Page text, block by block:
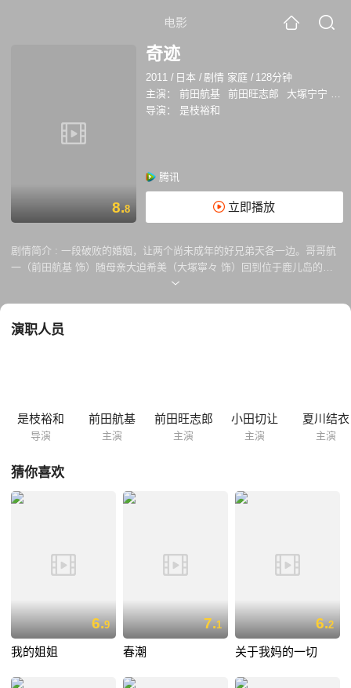
电影
8.8
奇迹
2011 / 日本 /剧情 家庭 / 128分钟
主演：
前田航基 前田旺志郎 大塚宁宁
小
导演：
是枝裕和
腾讯
立即播放
剧情简介 : 一段破败的婚姻，让两个尚未成年的好兄弟天各一边。哥哥航
一（前田航基 饰）随母亲大迫希美（大塚寧々 饰）回到位于鹿儿岛的外
婆家，弟弟龙之介（前田旺志郎 饰）则和追寻音乐梦想的“废柴”父亲木南
福冈的新干线“燕”和福冈开往鹿儿岛的“樱”号途中会有一次短暂的交汇，传
演职人员
是枝裕和
导演
前田航基
主演
前田旺志郎
主演
小田切让
主演
夏川结衣
主演
猜你喜欢
6.9
我的姐姐
7.1
春潮
6.2
关于我妈的一切